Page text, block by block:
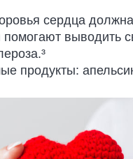
сердца
помогают выводить
продукты: